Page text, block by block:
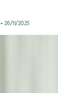
•26/11/2025